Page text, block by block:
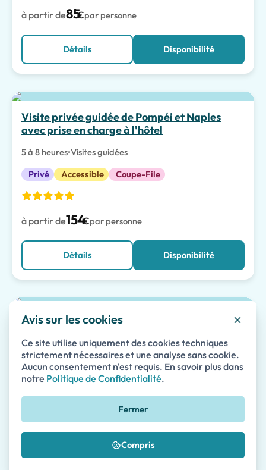
à partir de85€par personne
Détails Disponibilité
Visite privée guidée de Pompéi et Naples
avec prise en charge à l'hôtel
5 à 8 heures•Visites guidées
Privé
Accessible Coupe-File
à partir de154€par personne
Détails Disponibilité
Meilleur choix
Visite privée du Musée archéologique de
Pompéi et Naples avec prise en charge à
l'hôtel
Visites guidées
par personne
Avis sur les cookies
Ce site utilise uniquement des cookies techniques
strictement nécessaires et une analyse sans cookie.
Aucun consentement n'est requis. En savoir plus dans
notre Politique de Confidentialité.
Fermer
Compris